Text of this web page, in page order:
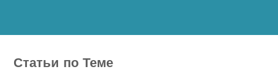
Статьи по Теме